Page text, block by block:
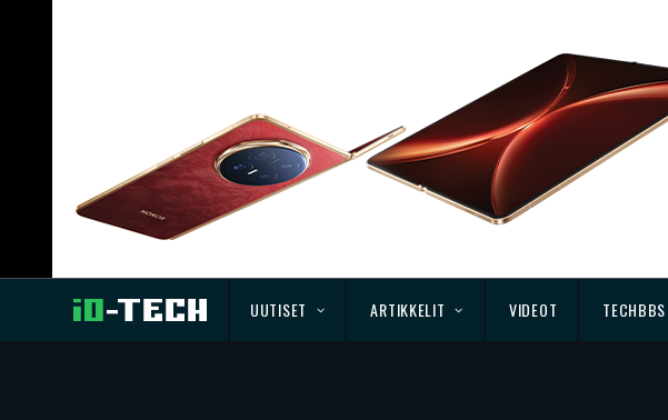
UUTISET ARTIKKELIT VIDEOT TECHBBS